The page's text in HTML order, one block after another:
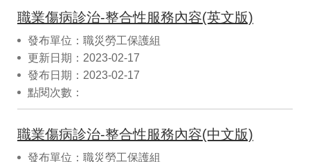
職業傷病診治-整合性服務內容(英文版)
發布單位：職災勞工保護組
更新日期：2023-02-17
發布日期：2023-02-17
點閱次數：
職業傷病診治-整合性服務內容(中文版)
發布單位：職災勞工保護組